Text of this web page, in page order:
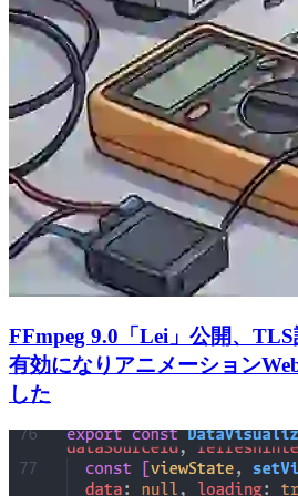
FFmpeg 9.0「Lei」公開、
有効になりアニメーション
した